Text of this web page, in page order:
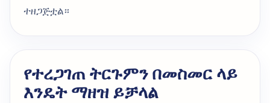
ተዘጋጅቷል።
የተረጋገጠ ትርጉምን በመስመር ላይ
እንዴት ማዘዝ ይቻላል